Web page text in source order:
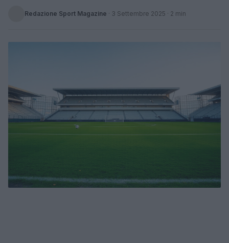
Redazione Sport Magazine · 3 Settembre 2025 · 2 min